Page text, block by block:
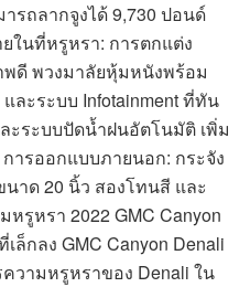
รถลากจูงได้ 9,730 ปอนด์
ในที่หรูหรา: การตกแต่ง
ดี พวงมาลัยหุ้มหนังพร้อม
ละระบบ Infotainment ที่ทัน
ะระบบปัดน้ำฝนอัตโนมัติ เพิ่ม
ารออกแบบภายนอก: กระจัง
าด 20 นิ้ว สองโทนสี และ
รูหรา 2022 GMC Canyon
ล็กลง GMC Canyon Denali
วามหรูหราของ Denali ใน